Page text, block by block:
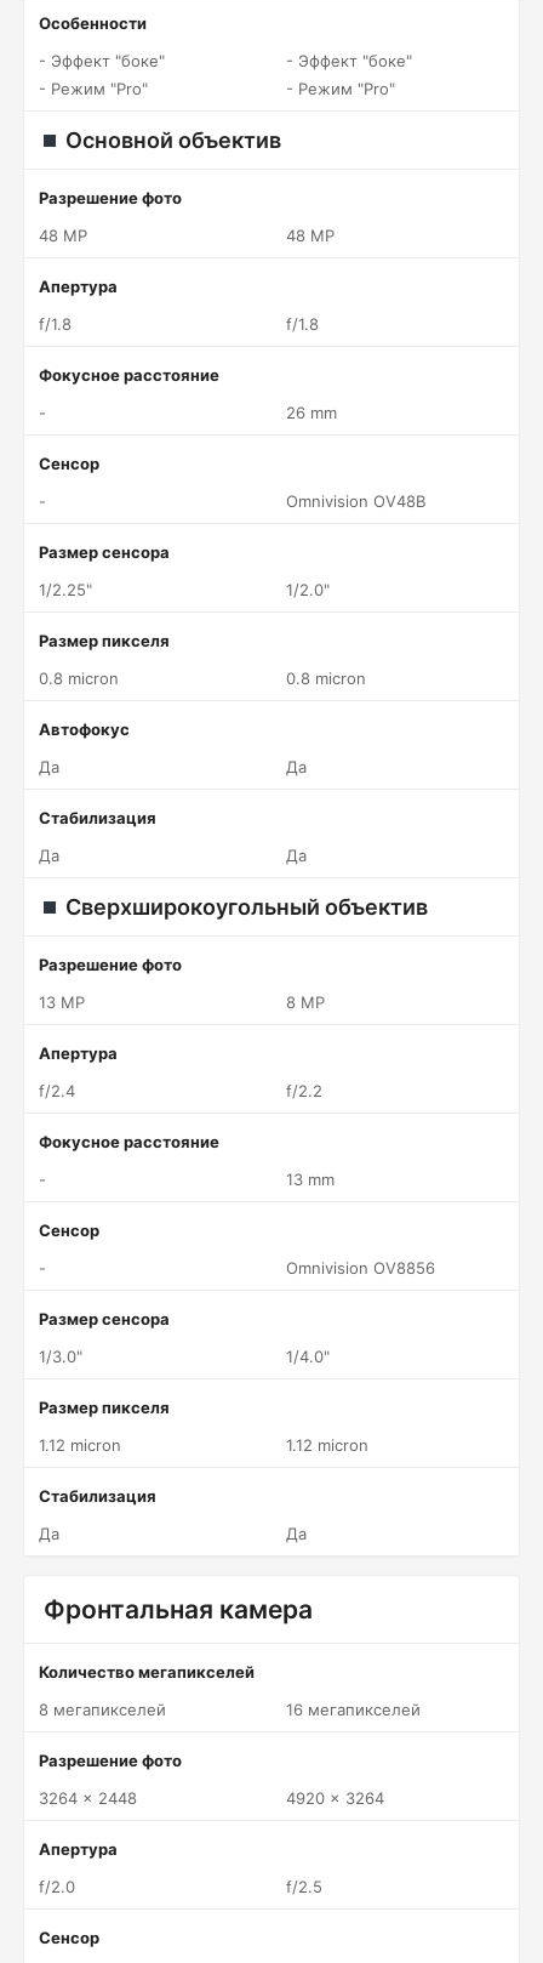
Особенности
- Эффект "боке"
- Режим "Pro"
- Эффект "боке"
- Режим "Pro"
Основной объектив
Разрешение фото
48 MP
48 MP
Апертура
f/1.8
f/1.8
Фокусное расстояние
-
26 mm
Сенсор
-
Omnivision OV48B
Размер сенсора
1/2.25"
1/2.0"
Размер пикселя
0.8 micron
0.8 micron
Автофокус
Да
Да
Стабилизация
Да
Да
Сверхширокоугольный объектив
Разрешение фото
13 MP
8 MP
Апертура
f/2.4
f/2.2
Фокусное расстояние
-
13 mm
Сенсор
-
Omnivision OV8856
Размер сенсора
1/3.0"
1/4.0"
Размер пикселя
1.12 micron
1.12 micron
Стабилизация
Да
Да
Фронтальная камера
Количество мегапикселей
8 мегапикселей
16 мегапикселей
Разрешение фото
3264 x 2448
4920 x 3264
Апертура
f/2.0
f/2.5
Сенсор